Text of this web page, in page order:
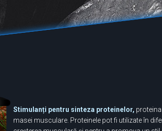
Stimulanți pentru sinteza proteinelor,
masei musculare. Proteinele pot fi utilizate în